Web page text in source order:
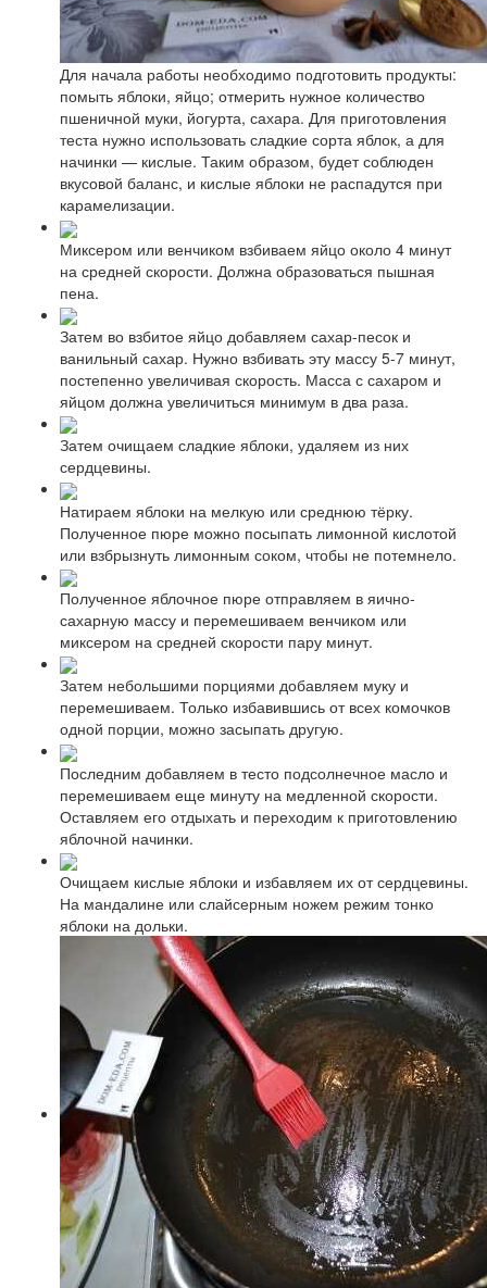
Для начала работы необходимо подготовить продукты:
помыть яблоки, яйцо; отмерить нужное количество
пшеничной муки, йогурта, сахара. Для приготовления
теста нужно использовать сладкие сорта яблок, а для
начинки — кислые. Таким образом, будет соблюден
вкусовой баланс, и кислые яблоки не распадутся при
карамелизации.
Миксером или венчиком взбиваем яйцо около 4 минут
на средней скорости. Должна образоваться пышная
пена.
Затем во взбитое яйцо добавляем сахар-песок и
ванильный сахар. Нужно взбивать эту массу 5-7 минут,
постепенно увеличивая скорость. Масса с сахаром и
яйцом должна увеличиться минимум в два раза.
Затем очищаем сладкие яблоки, удаляем из них
сердцевины.
Натираем яблоки на мелкую или среднюю тёрку.
Полученное пюре можно посыпать лимонной кислотой
или взбрызнуть лимонным соком, чтобы не потемнело.
Полученное яблочное пюре отправляем в яично-
сахарную массу и перемешиваем венчиком или
миксером на средней скорости пару минут.
Затем небольшими порциями добавляем муку и
перемешиваем. Только избавившись от всех комочков
одной порции, можно засыпать другую.
Последним добавляем в тесто подсолнечное масло и
перемешиваем еще минуту на медленной скорости.
Оставляем его отдыхать и переходим к приготовлению
яблочной начинки.
Очищаем кислые яблоки и избавляем их от сердцевины.
На мандалине или слайсерным ножем режим тонко
яблоки на дольки.